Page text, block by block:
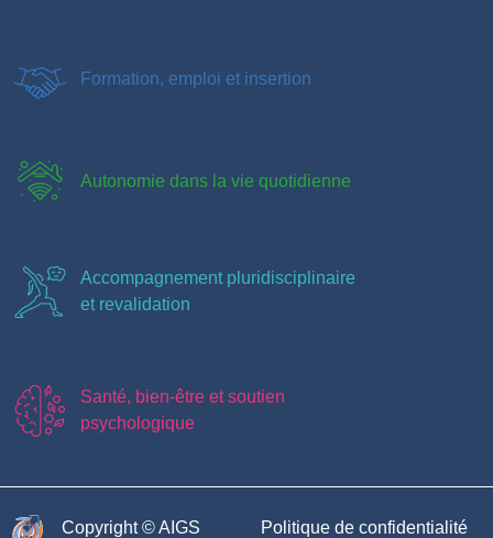
Formation, emploi et insertion
Autonomie dans la vie quotidienne
Accompagnement pluridisciplinaire
et revalidation
Santé, bien-être et soutien
psychologique
Copyright © AIGS​ Politique de confidentialité